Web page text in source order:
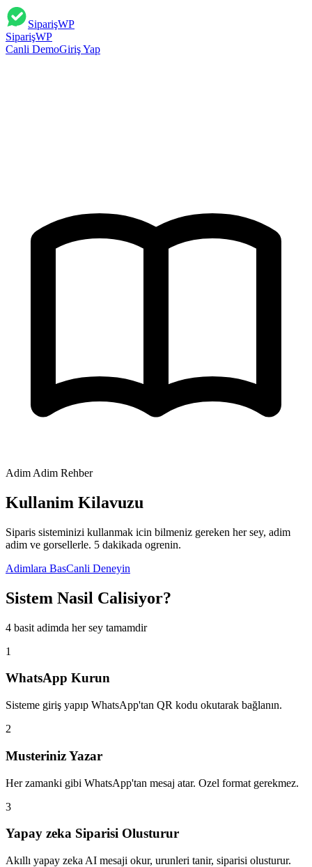
SiparişWP
SiparişWP
Canli DemoGiriş Yap
Adim Adim Rehber
Kullanim Kilavuzu
Siparis sisteminizi kullanmak icin bilmeniz gereken her sey, adim
adim ve gorsellerle. 5 dakikada ogrenin.
Adimlara BasCanli Deneyin
Sistem Nasil Calisiyor?
4 basit adimda her sey tamamdir
1
WhatsApp Kurun
Sisteme giriş yapıp WhatsApp'tan QR kodu okutarak bağlanın.
2
Musteriniz Yazar
Her zamanki gibi WhatsApp'tan mesaj atar. Ozel format gerekmez.
3
Yapay zeka Siparisi Olusturur
Akıllı yapay zeka AI mesaji okur, urunleri tanir, siparisi olusturur.